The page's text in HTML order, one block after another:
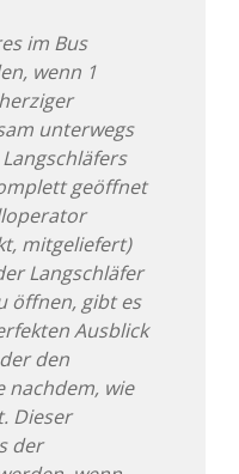
im Bus
wenn 1
unterwegs
geöffnet
mitgeliefert)
Langschläfer
öffnen, gibt es
Ausblick
den
nachdem, wie
Dieser
der